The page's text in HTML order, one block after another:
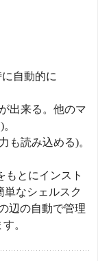
に自動的に
出来る。他のマ
も読み込める)。
もとにインスト
単なシェルスク
辺の自動で管理
。